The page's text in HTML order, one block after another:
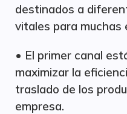
destinados a
vitales para muchas
• El primer canal
maximizar la
traslado de los
empresa.